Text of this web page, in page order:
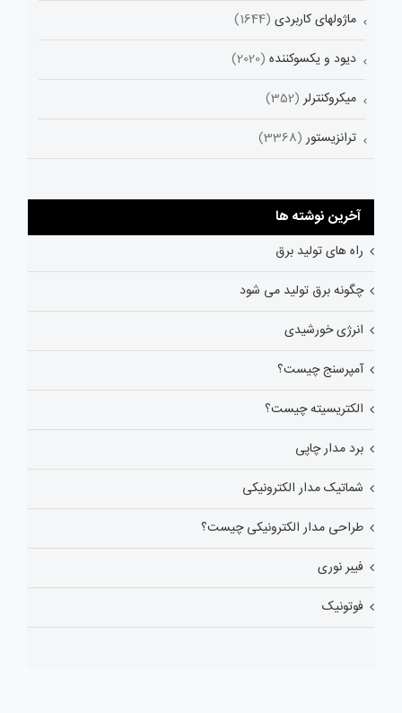
ماژولهای کاربردی (1644)
دیود و یکسوکننده (2020)
میکروکنترلر (352)
ترانزیستور (3368)
آخرین نوشته ها
راه های تولید برق
چگونه برق تولید می شود
انرژی خورشیدی
آمپرسنج چیست؟
الکتریسیته چیست؟
برد مدار چاپی
شماتیک مدار الکترونیکی
طراحی مدار الکترونیکی چیست؟
فیبر نوری
فوتونیک